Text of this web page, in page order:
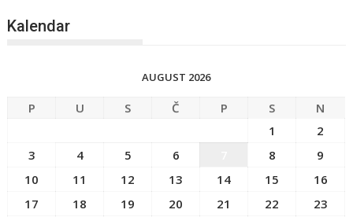
Kalendar
AUGUST 2026
P U S Č P S
N
1
2
3
4 5 6 8
9
10
11 12 13 14 15
16
17
18 19 20 21 22
23